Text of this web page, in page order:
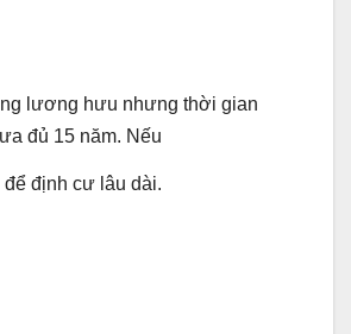
lương hưu nhưng thời gian
đủ 15 năm. Nếu
định cư lâu dài.